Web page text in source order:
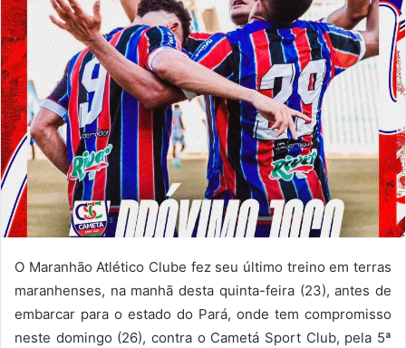
O Maranhão Atlético Clube fez seu último treino em terras
maranhenses, na manhã desta quinta-feira (23), antes de
embarcar para o estado do Pará, onde tem compromisso
neste domingo (26), contra o Cametá Sport Club, pela 5ª